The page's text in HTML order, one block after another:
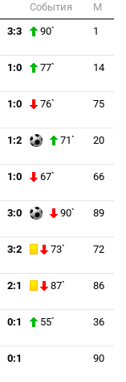
События
М
3:3 90` 1
1:0 77` 14
1:0 76` 75
1:2 71` 20
1:0 67` 66
3:0 90` 89
3:2 73` 72
2:1 87` 86
0:1 55` 36
0:1 90